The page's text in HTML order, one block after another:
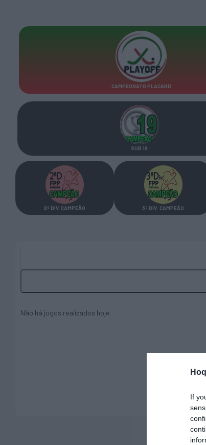
If
CAMPEONATO PLACARD
SUB 19
2ª DIV. CAMPEÃO 3ª DIV CAMPEÃO
Não há jogos realizados hoje.